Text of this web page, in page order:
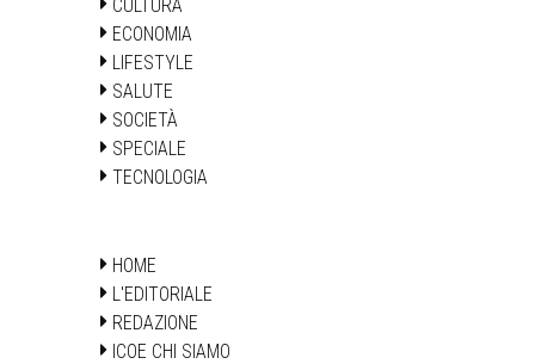
CULTURA
ECONOMIA
LIFESTYLE
SALUTE
SOCIETÀ
SPECIALE
TECNOLOGIA
HOME
L'EDITORIALE
REDAZIONE
ICOE CHI SIAMO